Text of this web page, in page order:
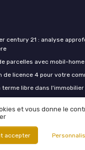
century 21 : analyse
parcelles avec mobil-
de licence 4 pour votre
terme libre dans
d'actifs qui bouscule le
et vous donne le
accepter